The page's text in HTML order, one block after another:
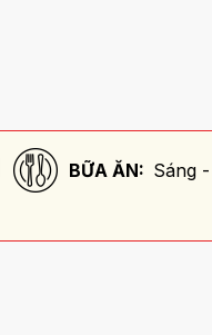
BỮA ĂN: Sáng